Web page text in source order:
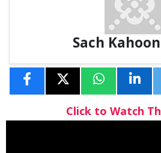
Sach
Click to Watch